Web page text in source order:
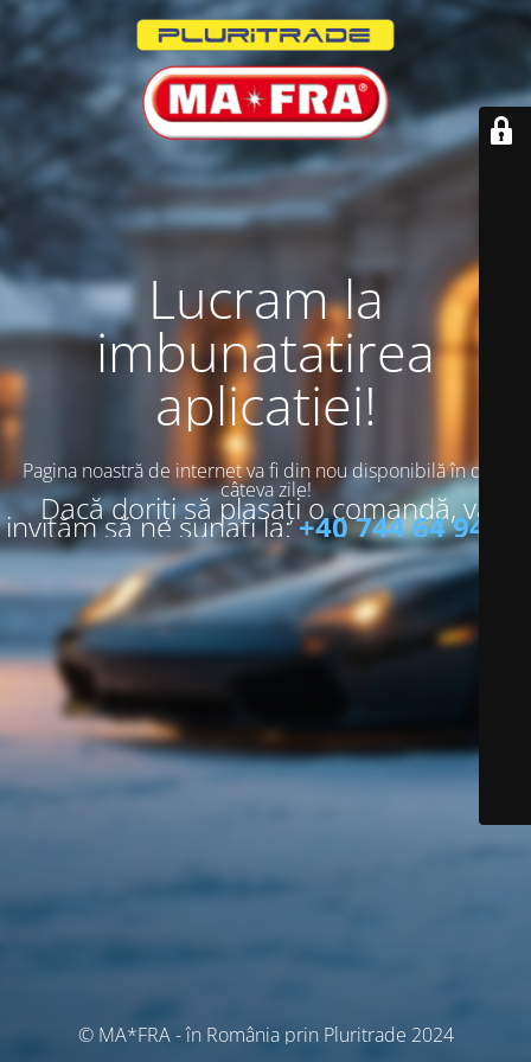
Lucram la
imbunatatirea
aplicatiei!
Pagina noastră de internet va fi din nou disponibilă în doar
câteva zile!
Dacă doriți să plasați o comandă, vă
invităm să ne sunați la:+40 744 64 94 13
© MA*FRA - în România prin Pluritrade 2024